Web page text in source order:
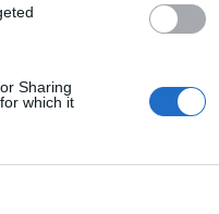
Sharing
which it